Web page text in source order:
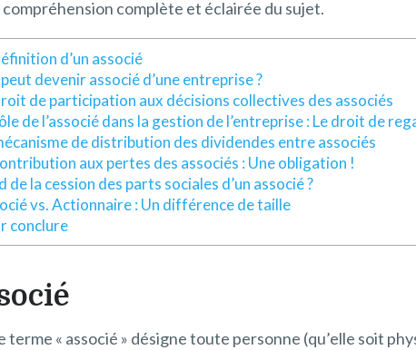
complète et éclairée du sujet.
d’un associé
devenir associé d’une entreprise ?
de participation aux décisions collectives des associés
de l’associé dans la gestion de l’entreprise : Le droit de
de distribution des dividendes entre associés
aux pertes des associés : Une obligation !
de la cession des parts sociales d’un associé ?
vs. Actionnaire : Un différence de taille
conclure
terme « associé » désigne toute personne (qu’elle soit